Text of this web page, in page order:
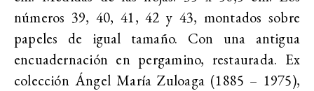
números 39, 40, 41, 42 y 43, montados sobre
papeles de igual tamaño. Con una antigua
encuadernación en pergamino, restaurada. Ex
colección Ángel María Zuloaga (1885 – 1975),